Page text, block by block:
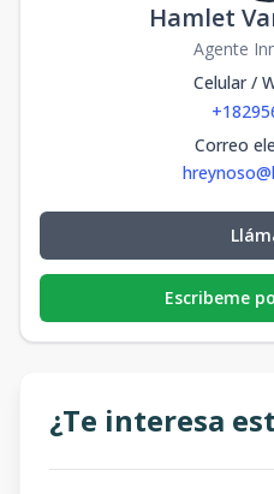
Hamlet
Agente
Celular /
Correo
Escribeme
¿Te interesa